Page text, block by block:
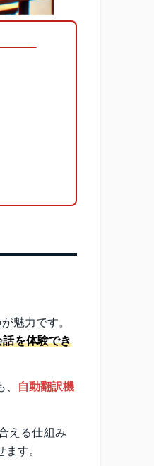
魅力です。
を体験でき
自動翻訳機
える仕組み
す。